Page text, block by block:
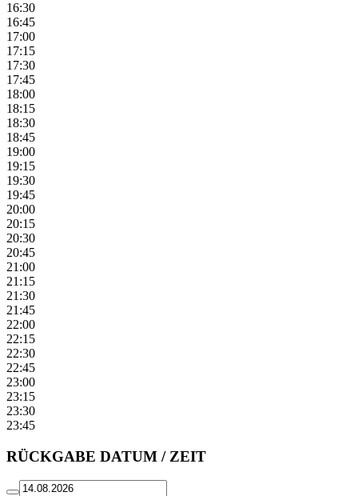
16:30
16:45
17:00
17:15
17:30
17:45
18:00
18:15
18:30
18:45
19:00
19:15
19:30
19:45
20:00
20:15
20:30
20:45
21:00
21:15
21:30
21:45
22:00
22:15
22:30
22:45
23:00
23:15
23:30
23:45
RÜCKGABE DATUM / ZEIT